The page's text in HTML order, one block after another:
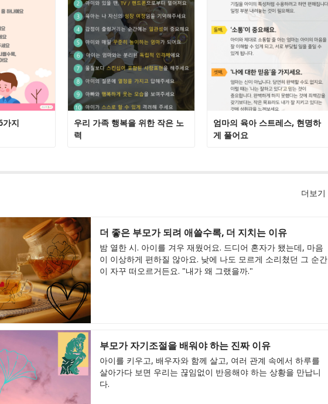
가지
우리 가족 행복을 위한 작은 노
력
엄마의 육아 스트레스, 현명하
게 풀어요
더보기
더 좋은 부모가 되려 애쓸수록, 더 지치는 이유
밤 열한 시. 아이를 겨우 재웠어요. 드디어 혼자가 됐는데, 마음
이 이상하게 편하질 않아요. 낮에 나도 모르게 소리쳤던 그 순간
이 자꾸 떠오르거든요. "내가 왜 그랬을까."
부모가 자기조절을 배워야 하는 진짜 이유
아이를 키우고, 배우자와 함께 살고, 여러 관계 속에서 하루를
살아가다 보면 우리는 끊임없이 반응해야 하는 상황을 만납니
다.